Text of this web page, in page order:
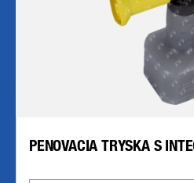
PENOVACIA TRYSKA S